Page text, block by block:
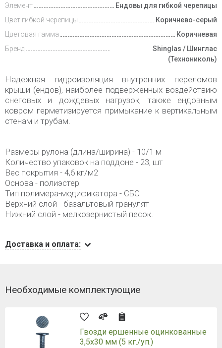
Элемент
Ендовы для гибкой черепицы
Цвет гибкой черепицы
Коричнево-серый
Цветовая гамма
Коричневая
Бренд
Shinglas / Шинглас
(Технониколь)
Надежная гидроизоляция внутренних переломов
крыши (ендов), наиболее подверженных воздействию
снеговых и дождевых нагрузок, также ендовным
ковром герметизируется примыкание к вертикальным
стенам и трубам.
Размеры рулона (длина/ширина) - 10/1 м
Количество упаковок на поддоне - 23, шт
Вес покрытия - 4,6 кг/м2
Основа - полиэстер
Тип полимера-модификатора - СБС
Верхний слой - базальтовый гранулят
Нижний слой - мелкозернистый песок.
Доставка и оплата:
Необходимые комплектующие
Гвозди ершенные оцинкованные
3,5х30 мм (5 кг./уп.)